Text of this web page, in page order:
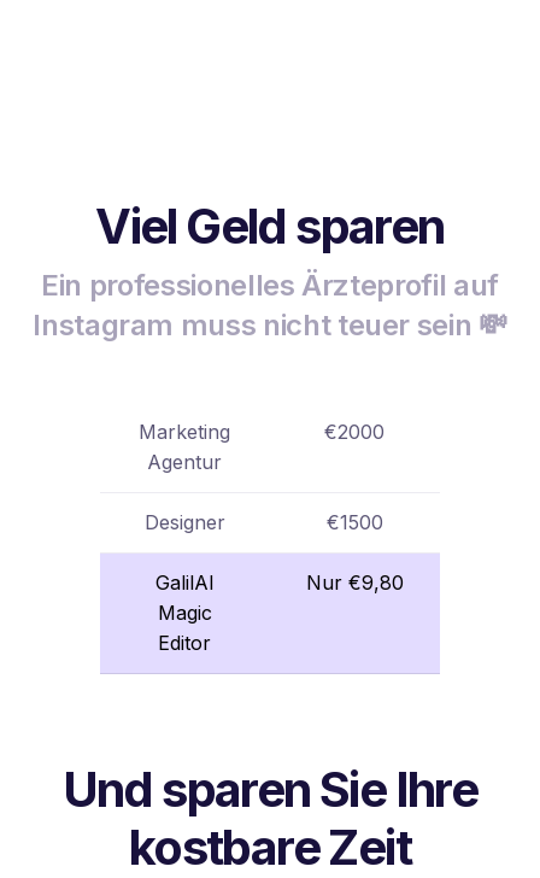
Viel Geld sparen
Ein professionelles Ärzteprofil auf
Instagram muss nicht teuer sein 💸
Marketing
Agentur
€2000
Designer €1500
GalilAI
Magic
Editor
Nur €9,80
Und sparen Sie Ihre
kostbare Zeit